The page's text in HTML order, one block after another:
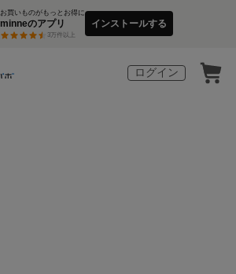
お買いものがもっとお得に
minneのアプリ
3万件以上
インストールする
ログイン